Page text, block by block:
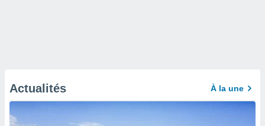
Actualités À la une